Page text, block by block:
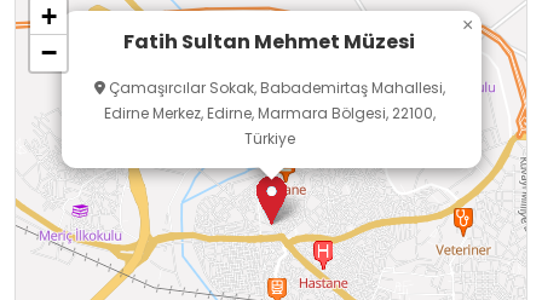
interaktif sunumlarla ziyaretçilere
aktarılmaktadır. Öğrenciler ve araştırmacılar
için görsel-işitsel destekli içeriklerle
zenginleştirilen müze, Osmanlı eğitim hayatı ve
tarihsel gelişim süreci hakkında somut bir
öğrenme ortamı sunmaktadır.
Fatih Sultan Mehmet Müzesi
Çamaşırcılar Sokak, Babademirtaş Mahallesi,
Edirne Merkez, Edirne, Marmara Bölgesi, 22100,
Türkiye
×
+
−